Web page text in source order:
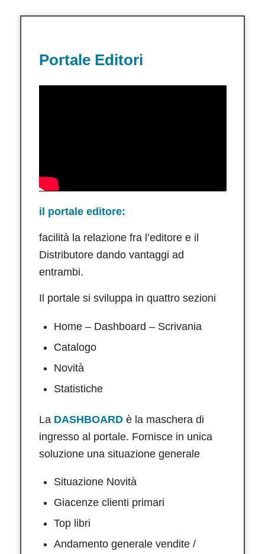
Portale Editori
il portale editore:
facilità la relazione fra l’editore e il
Distributore dando vantaggi ad
entrambi.
Il portale si sviluppa in quattro sezioni
Home – Dashboard – Scrivania
Catalogo
Novità
Statistiche
La DASHBOARDè la maschera di
ingresso al portale. Fornisce in unica
soluzione una situazione generale
Situazione Novità
Giacenze clienti primari
Top libri
Andamento generale vendite /